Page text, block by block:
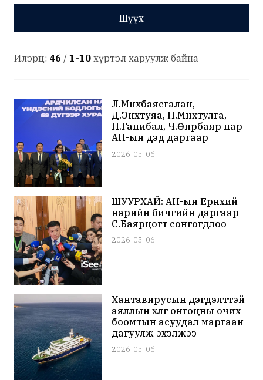
Шүүх
Илэрц: 46 / 1-10 хүртэл харуулж байна
Л.Мөнхбаясгалан,
Д.Энхтуяа, П.Мөнхтулга,
Н.Ганибал, Ч.Өнөрбаяр нар
АН-ын дэд даргаар
сонгогдлоо
2026-05-06
ШУУРХАЙ: АН-ын Ерөнхий
нарийн бичгийн даргаар
С.Баярцогт сонгогдлоо
2026-05-06
Хантавирусын дэгдэлттэй
аяллын хөлөг онгоцны очих
боомтын асуудал маргаан
дагуулж эхэлжээ
2026-05-06